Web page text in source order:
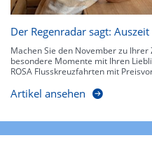
Der Regenradar sagt:
Machen Sie den November zu
besondere Momente mit Ihren
ROSA Flusskreuzfahrten mit
Artikel ansehen